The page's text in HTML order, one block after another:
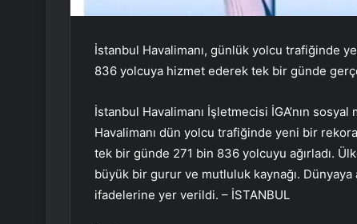
İstanbul Havalimanı, günlük yolcu trafiğinde
836 yolcuya hizmet ederek tek bir günde
İstanbul Havalimanı İşletmecisi İGA’nın sosyal
Havalimanı dün yolcu trafiğinde yeni bir
tek bir günde 271 bin 836 yolcuyu ağırladı.
büyük bir gurur ve mutluluk kaynağı.
ifadelerine yer verildi. – İSTANBUL